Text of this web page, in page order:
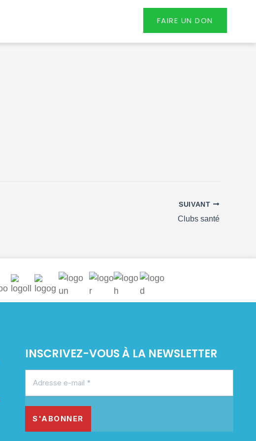
FAIRE UN DON
SUIVANT
Clubs santé
INSCRIVEZ-VOUS À LA NEWSLETTER